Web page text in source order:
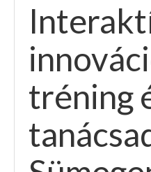
tréning